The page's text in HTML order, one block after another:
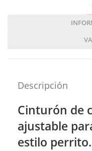
Descripción
Cinturón de
ajustable
estilo perrito.